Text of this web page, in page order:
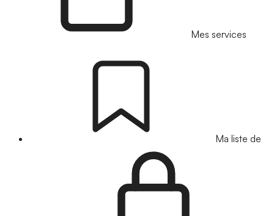
Mes services
Ma liste de